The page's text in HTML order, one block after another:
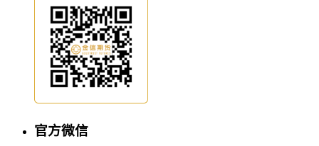
官方微信